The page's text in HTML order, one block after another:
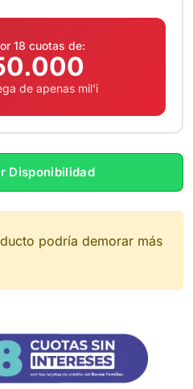
18 cuotas de:
de apenas mil'i
Disponibilidad
podría demorar más